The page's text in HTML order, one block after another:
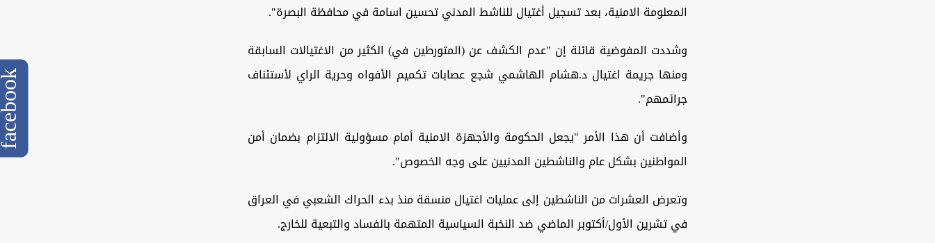
المعلومة الامنية، بعد تسجيل أغتيال للناشط المدني تحسين اسامة في محافظة البصرة".
وشددت المفوضية قائلة إن "عدم الكشف عن (المتورطين في) الكثير من الاغتيالات السابقة
ومنها جريمة اغتيال د.هشام الهاشمي شجع عصابات تكميم الأفواه وحرية الراي لأستئناف
جرائمهم".
وأضافت أن هذا الأمر "يجعل الحكومة والأجهزة الامنية أمام مسؤولية الالتزام بضمان أمن
المواطنين بشكل عام والناشطين المدنيين على وجه الخصوص".
وتعرض العشرات من الناشطين إلى عمليات اغتيال منسقة منذ بدء الحراك الشعبي في العراق
في تشرين الأول/أكتوبر الماضي ضد النخبة السياسية المتهمة بالفساد والتبعية للخارج.